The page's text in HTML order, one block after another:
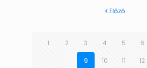
Előző
1 2 3 4 5 6
9 10 11 12